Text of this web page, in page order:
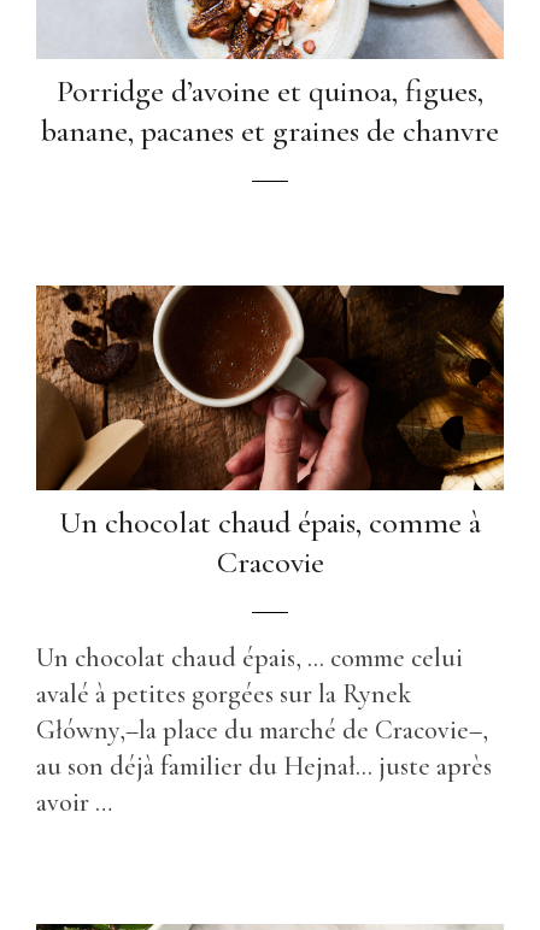
Porridge d’avoine et quinoa, figues,
banane, pacanes et graines de chanvre
Un chocolat chaud épais, comme à
Cracovie
Un chocolat chaud épais, ... comme celui
avalé à petites gorgées sur la Rynek
Główny,–la place du marché de Cracovie–,
au son déjà familier du Hejnał... juste après
avoir …